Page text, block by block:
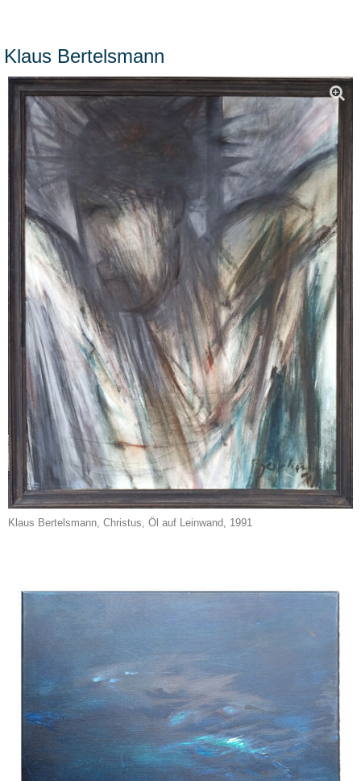
Klaus Bertelsmann
Klaus Bertelsmann, Christus, Öl auf Leinwand, 1991